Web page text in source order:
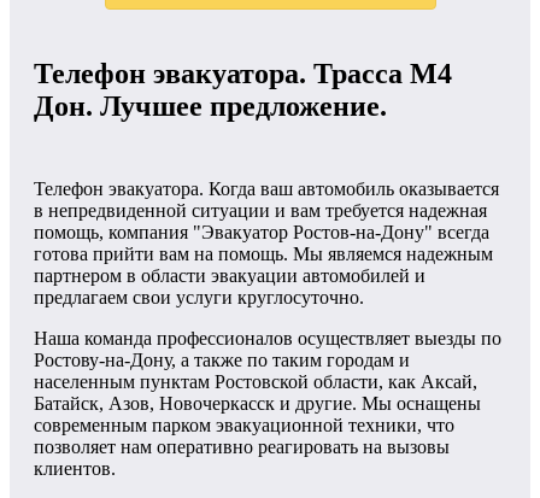
Телефон эвакуатора. Трасса М4
Дон. Лучшее предложение.
Телефон эвакуатора. Когда ваш автомобиль оказывается
в непредвиденной ситуации и вам требуется надежная
помощь, компания "Эвакуатор Ростов-на-Дону" всегда
готова прийти вам на помощь. Мы являемся надежным
партнером в области эвакуации автомобилей и
предлагаем свои услуги круглосуточно.
Наша команда профессионалов осуществляет выезды по
Ростову-на-Дону, а также по таким городам и
населенным пунктам Ростовской области, как Аксай,
Батайск, Азов, Новочеркасск и другие. Мы оснащены
современным парком эвакуационной техники, что
позволяет нам оперативно реагировать на вызовы
клиентов.